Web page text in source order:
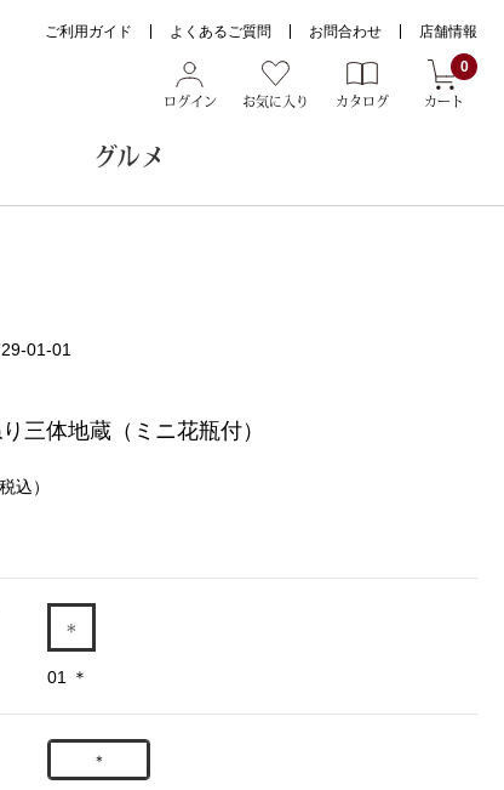
ログイン お気に入り カタログ
0
カート
ご利用ガイド よくあるご質問 お問合わせ 店舗情報
貨
Miss Kyouko／ミスキョウコ
【特集】〈セイコー〉マウリッ
おすすめブランド
Salon de GRANDGRIS
グルメ
【特集】食彩倶楽部
01-01
三体地蔵（ミニ花瓶付）
税込）
01 ＊
＊